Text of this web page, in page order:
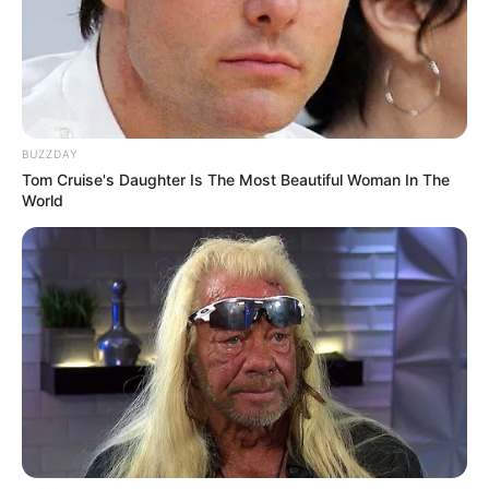
Garcés, informó que, durante el año 2024, la Contraloría
Distrital de Medellín generó 12 mil millones de pesos en
hallazgos en Tigo-Une
, como parte de la estrategia de
proteger los recursos públicos.
Cabe hacer mención que en agosto del año anterior, con
16 votos a favor y 5 en contra,la Corporación Concejo de
Medellín
se le autoriza a Empresas Públicas de Medellín, enajenar
sus acciones en TIGO UNE.
COMPARTIR
ALERTA BOGOTÁ EN GOOGLE NEWS
TEMAS RELACIONADOS
BUZZDAY
Tom Cruise's Daughter Is The Most Beautiful Woman In The
World